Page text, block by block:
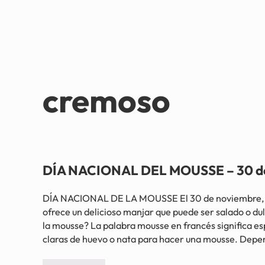
cremoso
DÍA NACIONAL DEL MOUSSE – 30
DÍA NACIONAL DE LA MOUSSE El 30 de
ofrece un delicioso manjar que puede ser salado o
la mousse? La palabra mousse en francés significa
claras de huevo o nata para hacer una mousse.